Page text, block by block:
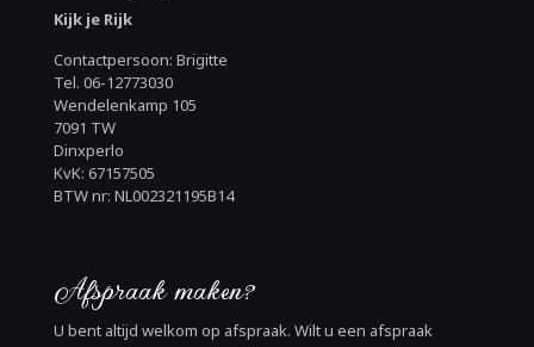
Kijk je Rijk
Contactpersoon: Brigitte
Tel. 06-12773030
Wendelenkamp 105
7091 TW
Dinxperlo
KvK: 67157505
BTW nr: NL002321195B14
Afspraak maken?
U bent altijd welkom op afspraak. Wilt u een afspraak